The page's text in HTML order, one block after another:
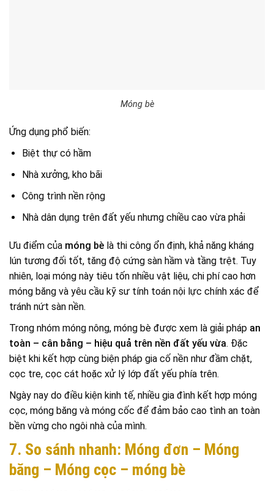
Móng bè
Ứng dụng phổ biến:
Biệt thự có hầm
Nhà xưởng, kho bãi
Công trình nền rộng
Nhà dân dụng trên đất yếu nhưng chiều cao vừa phải
Ưu điểm của móng bè là thi công ổn định, khả năng kháng
lún tương đối tốt, tăng độ cứng sàn hầm và tầng trệt. Tuy
nhiên, loại móng này tiêu tốn nhiều vật liệu, chi phí cao hơn
móng băng và yêu cầu kỹ sư tính toán nội lực chính xác để
tránh nứt sàn nền.
Trong nhóm móng nông, móng bè được xem là giải pháp an
toàn – cân bằng – hiệu quả trên nền đất yếu vừa. Đặc
biệt khi kết hợp cùng biện pháp gia cố nền như đầm chặt,
cọc tre, cọc cát hoặc xử lý lớp đất yếu phía trên.
Ngày nay do điều kiện kinh tế, nhiều gia đình kết hợp móng
cọc, móng băng và móng cốc để đảm bảo cao tình an toàn
bền vừng cho ngôi nhà của mình.
7. So sánh nhanh: Móng đơn – Móng
băng – Móng cọc – móng bè